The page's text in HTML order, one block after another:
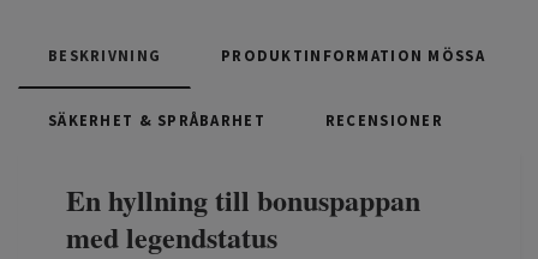
BESKRIVNING PRODUKTINFORMATION MÖSSA
SÄKERHET & SPRÅBARHET RECENSIONER
En hyllning till bonuspappan
med legendstatus